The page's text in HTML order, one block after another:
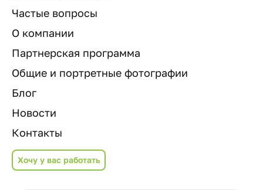
Частые вопросы
О компании
Партнерская программа
Общие и портретные фотографии
Блог
Новости
Контакты
Хочу у вас работать